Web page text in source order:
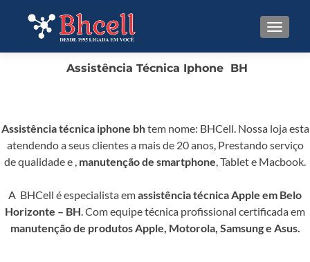
Assistência Técnica Iphone BH
Assistência técnica iphone bhtem nome: BHCell. Nossa loja esta
atendendo a seus clientes a mais de 20 anos, Prestando serviço
de qualidade e , manutenção de smartphone, Tablet e Macbook.
A BHCell é especialista emassistência técnica Apple em Belo
Horizonte – BH. Com equipe técnica profissional certificada em
manutenção de produtos Apple, Motorola, Samsung e Asus.